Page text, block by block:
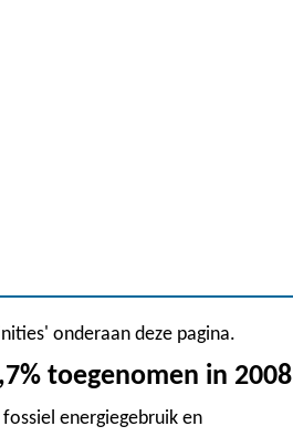
onderaan deze pagina.
toegenomen in 2008
energiegebruik en